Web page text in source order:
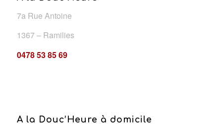
7a Rue Antoine
1367 – Ramilies
0478 53 85 69
A la Douc’Heure à domicile